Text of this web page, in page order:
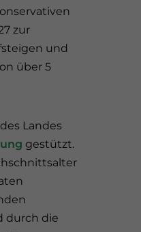
zur
und
über 5
Landes
gestützt.
durch die